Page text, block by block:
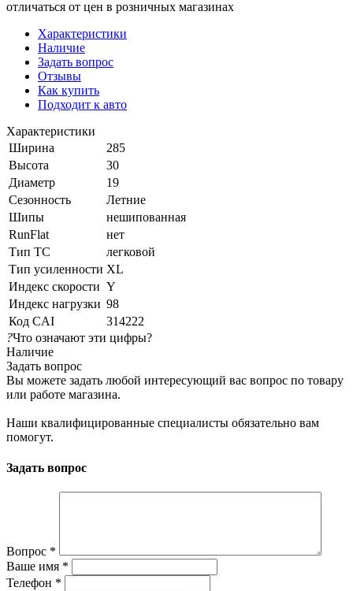
отличаться от цен в розничных магазинах
Характеристики
Наличие
Задать вопрос
Отзывы
Как купить
Подходит к авто
Характеристики
Ширина
285
Высота
30
Диаметр
19
Сезонность
Летние
Шипы
нешипованная
RunFlat
нет
Тип ТС
легковой
Тип усиленности XL
Индекс скорости Y
Индекс нагрузки 98
Код CAI
314222
?Что означают эти цифры?
Наличие
Задать вопрос
Вы можете задать любой интересующий вас вопрос по товару
или работе магазина.
Наши квалифицированные специалисты обязательно вам
помогут.
Задать вопрос
Вопрос *
Ваше имя *
Телефон *